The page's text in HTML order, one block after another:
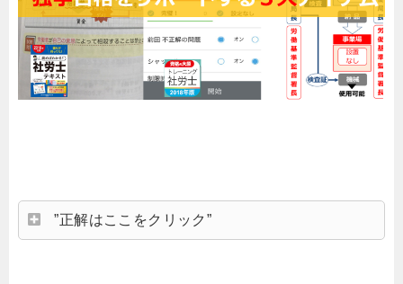
”正解はここをクリック”